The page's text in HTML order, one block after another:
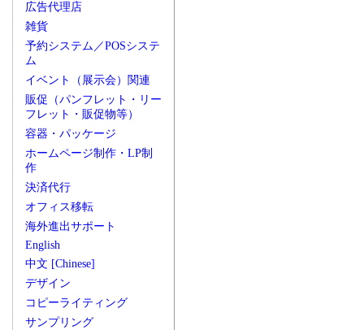
広告代理店
雑貨
予約システム／POSシステ
ム
イベント（展示会）関連
販促（パンフレット・リー
フレット・販促物等）
容器・パッケージ
ホームページ制作・LP制
作
決済代行
オフィス移転
海外進出サポート
English
中文 [Chinese]
デザイン
コピーライティング
サンプリング